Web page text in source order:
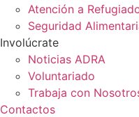
Atención a
Seguridad
Involúcrate
Noticias ADRA
Voluntariado
Trabaja con
Contactos